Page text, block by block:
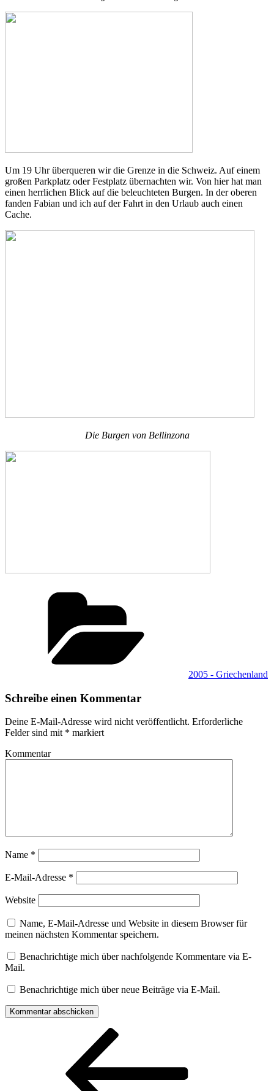
Um 19 Uhr überqueren wir die Grenze in die Schweiz. Auf einem
großen Parkplatz oder Festplatz übernachten wir. Von hier hat man
einen herrlichen Blick auf die beleuchteten Burgen. In der oberen
fanden Fabian und ich auf der Fahrt in den Urlaub auch einen
Cache.
Die Burgen von Bellinzona
2005 - Griechenland
Schreibe einen Kommentar
Deine E-Mail-Adresse wird nicht veröffentlicht. Erforderliche
Felder sind mit * markiert
Kommentar
Name *
E-Mail-Adresse *
Website
Name, E-Mail-Adresse und Website in diesem Browser für
meinen nächsten Kommentar speichern.
Benachrichtige mich über nachfolgende Kommentare via E-
Mail.
Benachrichtige mich über neue Beiträge via E-Mail.
Beitragsnavigation